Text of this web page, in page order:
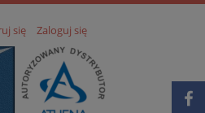
się Zaloguj się